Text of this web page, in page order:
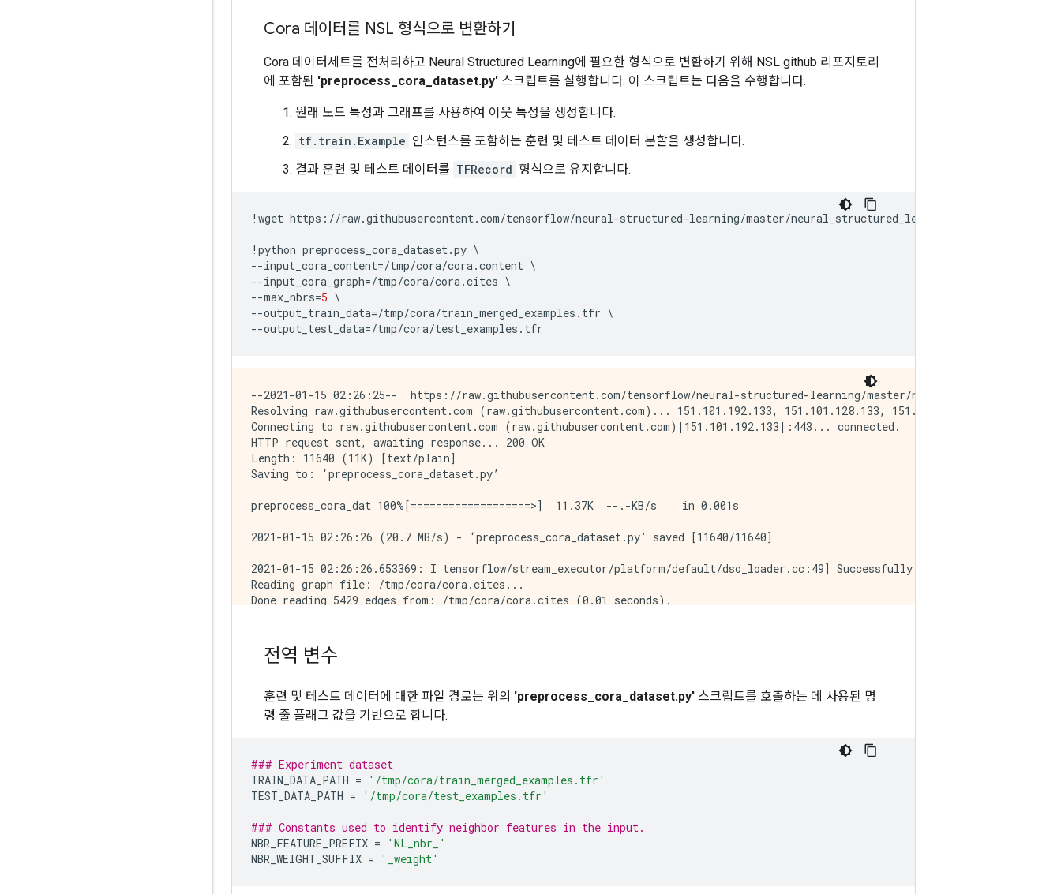
Cora 데이터를 NSL 형식으로 변환하기
Cora 데이터세트를 전처리하고 Neural Structured Learning에 필요한 형식으로 변환하기 위해 NSL github 리포지토리
에 포함된 'preprocess_cora_dataset.py' 스크립트를 실행합니다. 이 스크립트는 다음을 수행합니다.
원래 노드 특성과 그래프를 사용하여 이웃 특성을 생성합니다.
tf.train.Example 인스턴스를 포함하는 훈련 및 테스트 데이터 분할을 생성합니다.
결과 훈련 및 테스트 데이터를 TFRecord 형식으로 유지합니다.
! wget https : //raw.githubusercontent.com/tensorflow/neural-structured-learning/master/neural_structured_learning
! python preprocess_cora_dataset.py
--input_cora_content=/tmp/cora/cora.content
--input_cora_graph=/tmp/cora/cora.cites
--max_nbrs=5
--output_train_data=/tmp/cora/train_merged_examples . tfr
--output_test_data=/tmp/cora/test_examples . tfr
--2021-01-15 02:26:25--  https://raw.githubusercontent.com/tensorflow/neural-structured-learning/master/
Resolving raw.githubusercontent.com (raw.githubusercontent.com)... 151.101.192.133, 151.101.128.133, 151.101.64.133, ...
Connecting to raw.githubusercontent.com (raw.githubusercontent.com)|151.101.192.133|:443... connected.
HTTP request sent, awaiting response... 200 OK
Length: 11640 (11K) [text/plain]
Saving to: ‘preprocess_cora_dataset.py’
preprocess_cora_dat 100%[===================>]  11.37K  --.-KB/s    in 0.001s
2021-01-15 02:26:26 (20.7 MB/s) - ‘preprocess_cora_dataset.py’ saved [11640/11640]
2021-01-15 02:26:26.653369: I tensorflow/stream_executor/platform/default/dso_loader.cc:49] Successfully opened dynamic
Reading graph file: /tmp/cora/cora.cites...
Done reading 5429 edges from: /tmp/cora/cora.cites (0.01 seconds).
Joining seed and neighbor tf.train.Examples with graph edges...
Done creating and writing 2155 merged tf.train.Examples (1.51 seconds).
Output training data written to TFRecord file: /tmp/cora/train_merged_examples.tfr.
Output test data written to TFRecord file: /tmp/cora/test_examples.tfr.
전역 변수
훈련 및 테스트 데이터에 대한 파일 경로는 위의 'preprocess_cora_dataset.py' 스크립트를 호출하는 데 사용된 명
령 줄 플래그 값을 기반으로 합니다.
### Experiment dataset
TRAIN_DATA_PATH =
'/tmp/cora/train_merged_examples.tfr'
TEST_DATA_PATH = '/tmp/cora/test_examples.tfr'
### Constants used to identify neighbor features in the input.
NBR_FEATURE_PREFIX =
'NL_nbr_'
NBR_WEIGHT_SUFFIX = '_weight'